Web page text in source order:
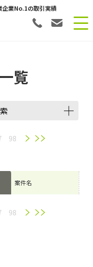
企業No.1の取引実績
覧
98
案件名
98